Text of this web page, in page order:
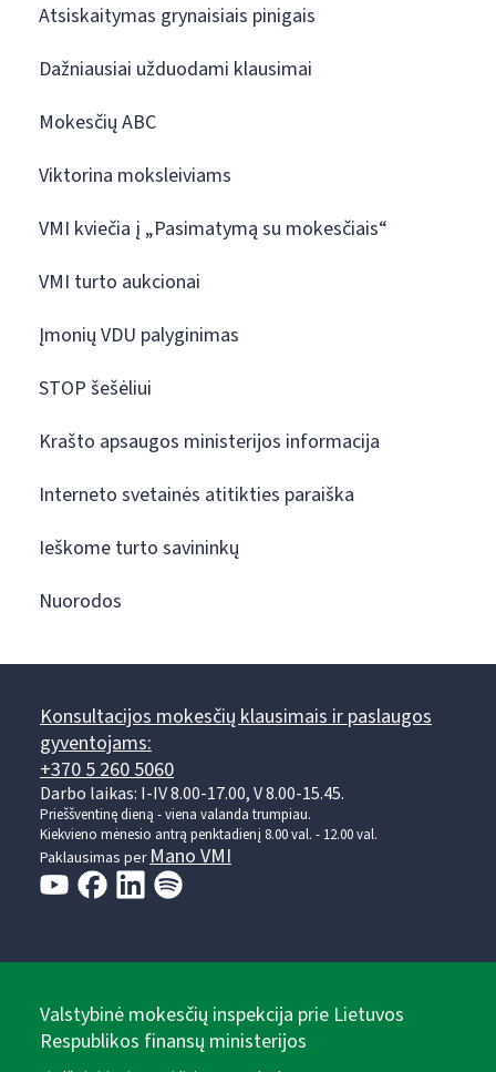
Atsiskaitymas grynaisiais pinigais
Dažniausiai užduodami klausimai
Mokesčių ABC
Viktorina moksleiviams
VMI kviečia į „Pasimatymą su mokesčiais“
VMI turto aukcionai
Įmonių VDU palyginimas
STOP šešėliui
Krašto apsaugos ministerijos informacija
Interneto svetainės atitikties paraiška
Ieškome turto savininkų
Nuorodos
Konsultacijos mokesčių klausimais ir paslaugos
gyventojams:
+370 5 260 5060
Darbo laikas: I-IV 8.00-17.00, V 8.00-15.45.
Prieššventinę dieną - viena valanda trumpiau.
Kiekvieno mėnesio antrą penktadienį 8.00 val. - 12.00 val.
Paklausimas per Mano VMI
Valstybinė mokesčių inspekcija prie Lietuvos
Respublikos finansų ministerijos